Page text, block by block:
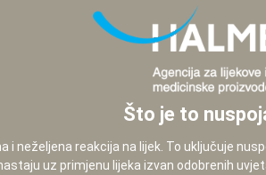
Što je to
i neželjena reakcija na lijek. To uključuje
uz primjenu lijeka izvan odobrenih